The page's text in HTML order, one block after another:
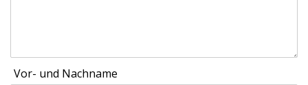
Vor- und Nachname